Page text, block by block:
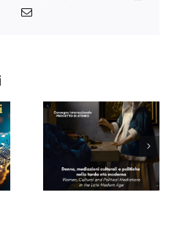
Email
e
Seminario
di Arabella
Sinclair